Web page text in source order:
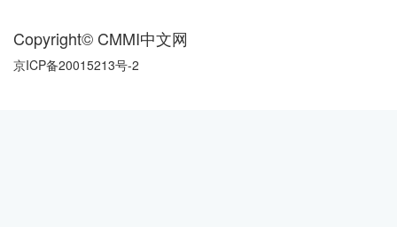
Copyright© CMMI中文网
京ICP备20015213号-2